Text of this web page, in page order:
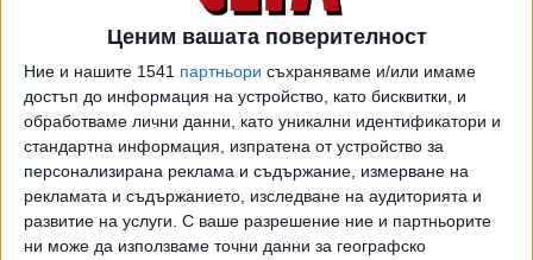
Ценим вашата поверителност
Ние и нашите 1541 партньори съхраняваме и/или имаме
достъп до информация на устройство, като бисквитки, и
обработваме лични данни, като уникални идентификатори и
стандартна информация, изпратена от устройство за
персонализирана реклама и съдържание, измерване на
рекламата и съдържанието, изследване на аудиторията и
развитие на услуги. С ваше разрешение ние и партньорите
ни може да използваме точни данни за географско
работна заплата. Така те намаляват сериозно парите,
които ще получават след пенсиониране или като
обезщетение при болест.
В помощ на работещите НАП предлага нова услуга -
всеки може да изчисли загубите си с калкулатора на
сайта:www.zaplatavplik.bg Достатъчно е да се въведе
заплатата, на която се осигурявате, и тази, която реално
получавате.